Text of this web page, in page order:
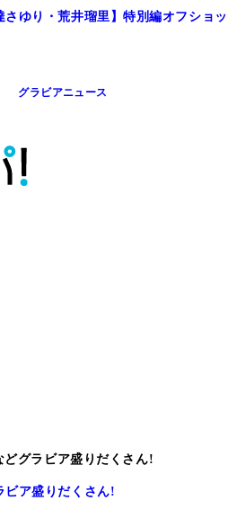
さゆり・荒井瑠里】特別編オフショッ
グラビアニュース
どグラビア盛りだくさん!
ビア盛りだくさん!